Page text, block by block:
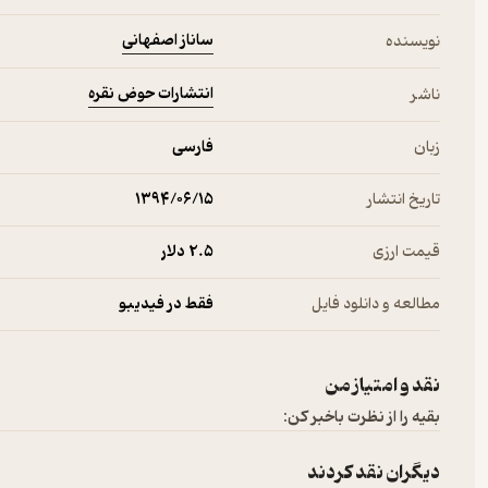
نویسنده ساناز اصفهانی
ناشر انتشارات حوض نقره
زبان فارسی
تاریخ انتشار ۱۳۹۴/۰۶/۱۵
قیمت ارزی 2.۵ دلار
مطالعه و دانلود فایل فقط در فیدیبو
نقد و امتیاز من
بقیه را از نظرت باخبر کن:
دیگران نقد کردند